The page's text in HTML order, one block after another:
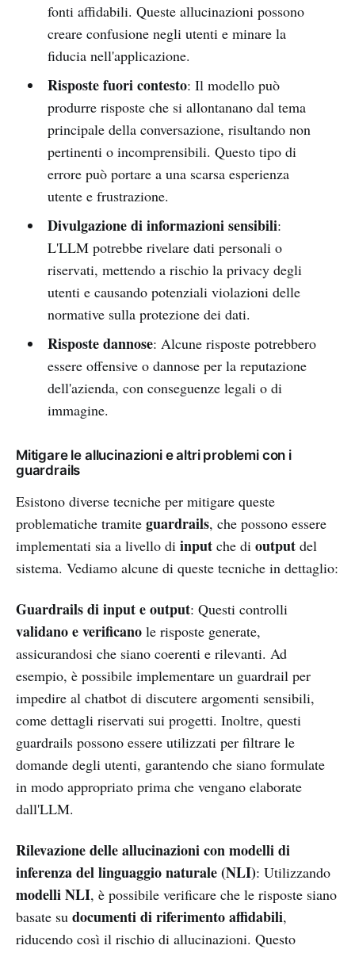
fonti affidabili. Queste allucinazioni possono
creare confusione negli utenti e minare la
fiducia nell'applicazione.
Risposte fuori contesto: Il modello può
produrre risposte che si allontanano dal tema
principale della conversazione, risultando non
pertinenti o incomprensibili. Questo tipo di
errore può portare a una scarsa esperienza
utente e frustrazione.
Divulgazione di informazioni sensibili:
L'LLM potrebbe rivelare dati personali o
riservati, mettendo a rischio la privacy degli
utenti e causando potenziali violazioni delle
normative sulla protezione dei dati.
Risposte dannose: Alcune risposte potrebbero
essere offensive o dannose per la reputazione
dell'azienda, con conseguenze legali o di
immagine.
Mitigare le allucinazioni e altri problemi con i
guardrails
Esistono diverse tecniche per mitigare queste
problematiche tramite guardrails, che possono essere
implementati sia a livello di input che di output del
sistema. Vediamo alcune di queste tecniche in dettaglio:
Guardrails di input e output: Questi controlli
validano e verificano le risposte generate,
assicurandosi che siano coerenti e rilevanti. Ad
esempio, è possibile implementare un guardrail per
impedire al chatbot di discutere argomenti sensibili,
come dettagli riservati sui progetti. Inoltre, questi
guardrails possono essere utilizzati per filtrare le
domande degli utenti, garantendo che siano formulate
in modo appropriato prima che vengano elaborate
dall'LLM.
Rilevazione delle allucinazioni con modelli di
inferenza del linguaggio naturale (NLI): Utilizzando
modelli NLI, è possibile verificare che le risposte siano
basate su documenti di riferimento affidabili,
riducendo così il rischio di allucinazioni. Questo